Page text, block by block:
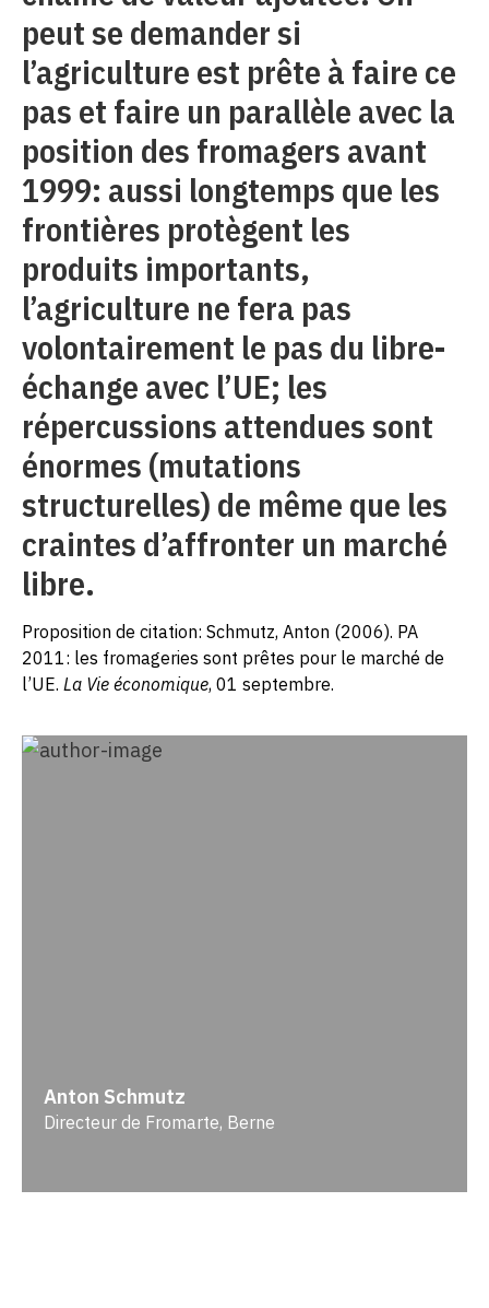
peut se demander si
l’agriculture est prête à faire ce
pas et faire un parallèle avec la
position des fromagers avant
1999: aussi longtemps que les
frontières protègent les
produits importants,
l’agriculture ne fera pas
volontairement le pas du libre-
échange avec l’UE; les
répercussions attendues sont
énormes (mutations
structurelles) de même que les
craintes d’affronter un marché
libre.
Proposition de citation: Schmutz, Anton (2006). PA
2011: les fromageries sont prêtes pour le marché de
l’UE. La Vie économique, 01 septembre.
Anton Schmutz
Directeur de Fromarte, Berne